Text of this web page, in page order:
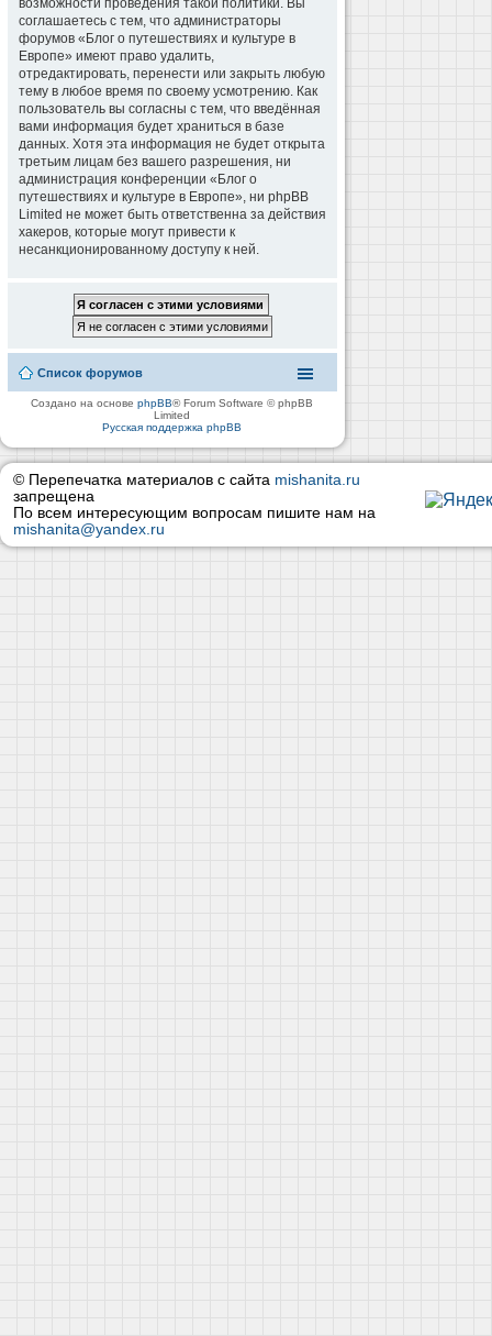
возможности проведения такой политики. Вы
соглашаетесь с тем, что администраторы
форумов «Блог о путешествиях и культуре в
Европе» имеют право удалить,
отредактировать, перенести или закрыть любую
тему в любое время по своему усмотрению. Как
пользователь вы согласны с тем, что введённая
вами информация будет храниться в базе
данных. Хотя эта информация не будет открыта
третьим лицам без вашего разрешения, ни
администрация конференции «Блог о
путешествиях и культуре в Европе», ни phpBB
Limited не может быть ответственна за действия
хакеров, которые могут привести к
несанкционированному доступу к ней.
Список форумов
Создано на основеphpBB® Forum Software © phpBB
Limited
Русская поддержка phpBB
© Перепечатка материалов с сайта mishanita.ru
запрещена
По всем интересующим вопросам пишите нам на
mishanita@yandex.ru